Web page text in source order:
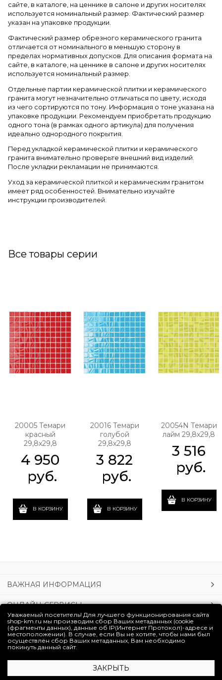
сайте, в каталоге, на ценнике в салоне и других носителях
используется номинальный размер. Фактический размер
указан на упаковке продукции.
Фактический размер обрезного керамического гранита
отличается от номинального в меньшую сторону в
пределах нормативных допусков. Для описания формата на
сайте, в каталоге, на ценнике в салоне и других носителях
используется номинальный размер.
Отдельные партии керамической плитки и керамического
гранита могут незначительно отличаться по цвету, исходя
из чего сортируются по тону. Информация о тоне указана на
упаковке продукции. Рекомендуем приобретать продукцию
одного тона (в рамках одного артикула) для получения
идеально однородного покрытия.
Перед укладкой керамической плитки и керамического
гранита внимательно проверьте внешний вид изделий.
После укладки рекламации не принимаются.
Уход за керамической плиткой и керамическим гранитом
имеет ряд особенностей. Внимательно изучайте
инструкции производителей.
Все товары серии
20005 Темари
красный
29,8х29,8
4 950
руб.
В КОРЗИНУ
20016 Темари
голубой
29,8х29,8
3 822
руб.
В КОРЗИНУ
20054N Темари
лайм 29,8х29,8
3 516
руб.
В КОРЗИНУ
ВАЖНАЯ ИНФОРМАЦИЯ
ОНЛАЙН-СЕРВИСЫ
УСЛУГИ
ЛИЧНЫЙ КАБИНЕТ
Полная версия сайта
Уважаемый посетитель! Для лучшего функционирования сайта
shop-km.ru мы производим сбор Ваших метаданных (cookie
(фрагменты данных), данные об IP(Интернет Протокол)-адресе и
местоположении). В случае, если Вы не хотите, чтобы нами был
осуществлён сбор Ваших метаданных, Вам необходимо
покинуть данный сайт.
ЗАКРЫТЬ